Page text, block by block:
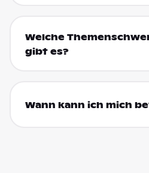
Welche
gibt es?
Wann kann ich mich